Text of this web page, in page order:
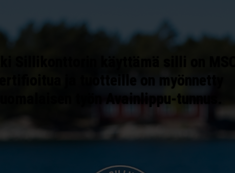
sertifioitua ja tuotteille on myönnetty
suomalaisen työn Avainlippu-tunnus.